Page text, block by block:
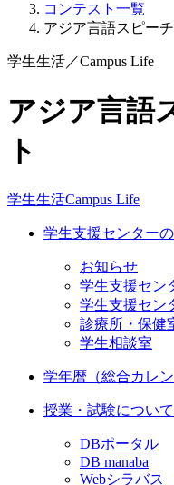
コンテスト一覧
アジア言語スピー
学生生活／Campus Life
アジア言語
ト
学生生活Campus Life
学生支援センター
お知らせ
学生支援セン
学生支援セン
診療所・保健
学生相談室
学年暦（総合カレン
授業・試験について
DBポータル
DB manaba
Webシラバス